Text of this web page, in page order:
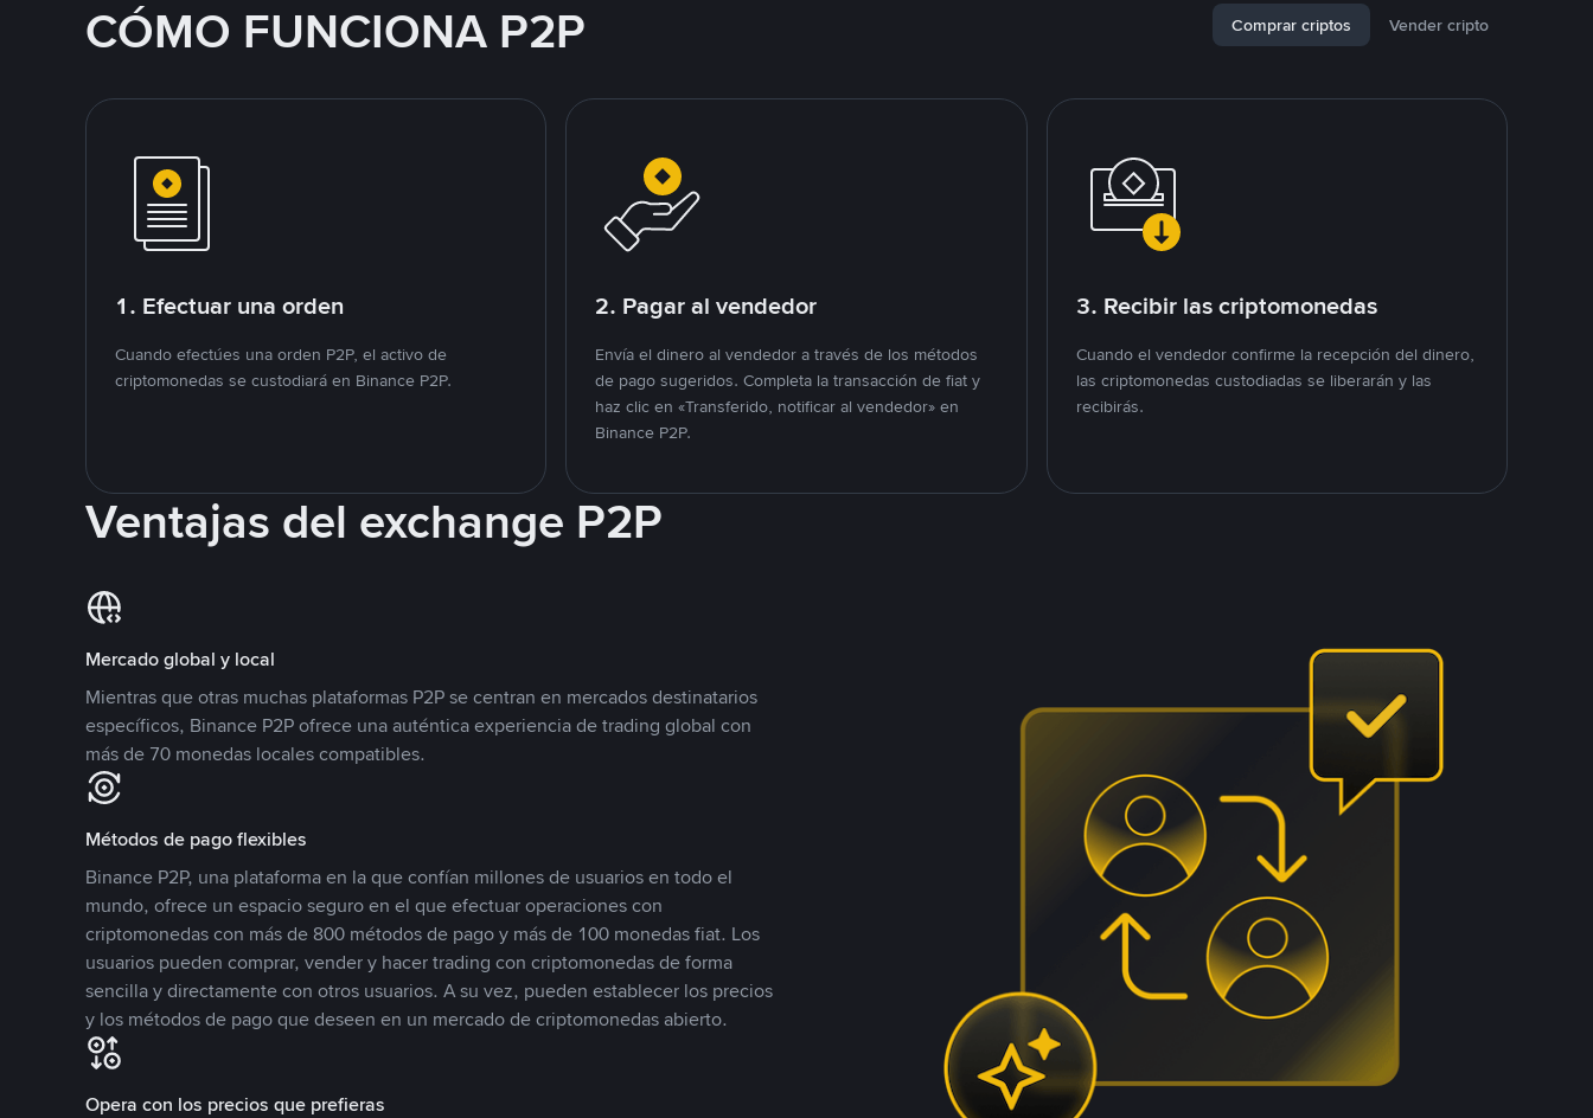
CÓMO FUNCIONA P2P Comprar criptos Vender cripto
1. Efectuar una orden
Cuando efectúes una orden P2P, el activo de
criptomonedas se custodiará en Binance P2P.
2. Pagar al vendedor
Envía el dinero al vendedor a través de los métodos
de pago sugeridos. Completa la transacción de fiat y
haz clic en «Transferido, notificar al vendedor» en
Binance P2P.
3. Recibir las criptomonedas
Cuando el vendedor confirme la recepción del dinero,
las criptomonedas custodiadas se liberarán y las
recibirás.
Ventajas del exchange P2P
Mercado global y local
Mientras que otras muchas plataformas P2P se centran en mercados destinatarios
específicos, Binance P2P ofrece una auténtica experiencia de trading global con
más de 70 monedas locales compatibles.
Métodos de pago flexibles
Binance P2P, una plataforma en la que confían millones de usuarios en todo el
mundo, ofrece un espacio seguro en el que efectuar operaciones con
criptomonedas con más de 800 métodos de pago y más de 100 monedas fiat. Los
usuarios pueden comprar, vender y hacer trading con criptomonedas de forma
sencilla y directamente con otros usuarios. A su vez, pueden establecer los precios
y los métodos de pago que deseen en un mercado de criptomonedas abierto.
Opera con los precios que prefieras